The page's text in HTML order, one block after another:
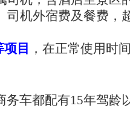
司机外宿费及餐费，
目 ，在正常使用时
务车都配有15年驾龄